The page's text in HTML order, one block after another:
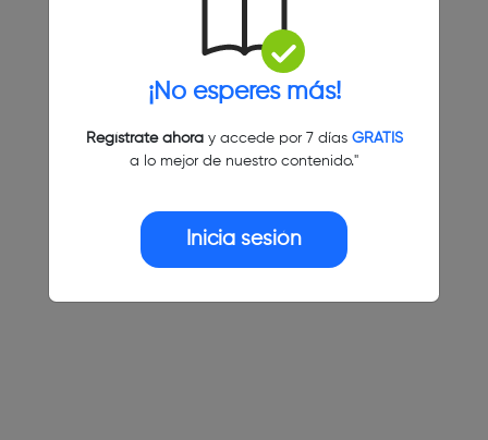
¡No esperes más!
Regístrate ahoray accede por 7 días GRATIS
a lo mejor de nuestro contenido."
Inicia sesión